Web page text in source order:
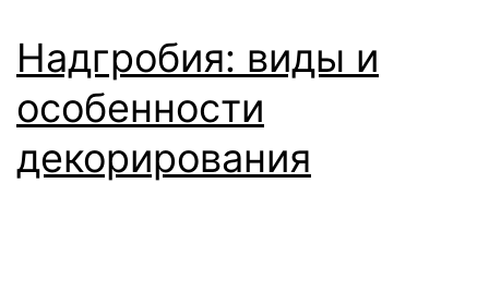
Надгробия: виды и
особенности
декорирования